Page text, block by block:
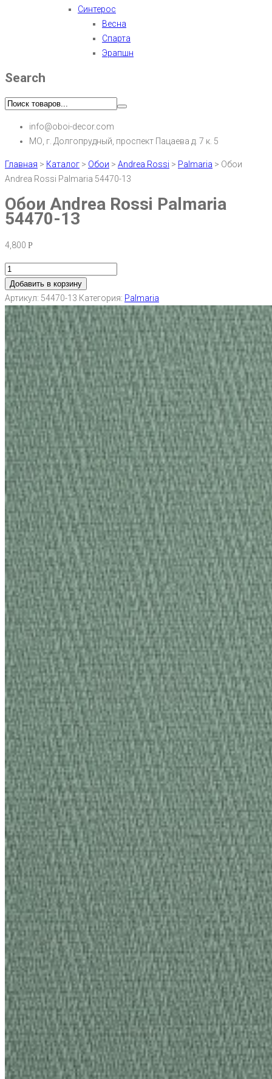
Синтерос
Весна
Спарта
Эрапшн
Search
info@oboi-decor.com
МО, г. Долгопрудный, проспект Пацаева д. 7 к. 5
Главная > Каталог > Обои > Andrea Rossi > Palmaria > Обои
Andrea Rossi Palmaria 54470-13
Обои Andrea Rossi Palmaria
54470-13
4,800 Р
Добавить в корзину
Артикул: 54470-13 Категория: Palmaria